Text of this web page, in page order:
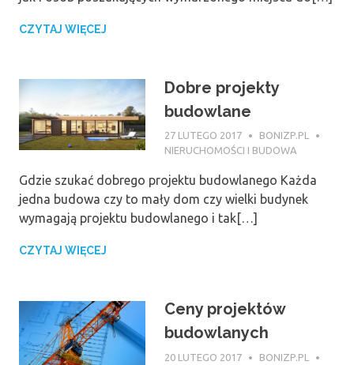
CZYTAJ WIĘCEJ
Dobre projekty
budowlane
27 LUTEGO 2017
BONIZP.PL
NIERUCHOMOŚCI I BUDOWA
Gdzie szukać dobrego projektu budowlanego Każda
jedna budowa czy to mały dom czy wielki budynek
wymagają projektu budowlanego i tak[…]
CZYTAJ WIĘCEJ
Ceny projektów
budowlanych
20 LUTEGO 2017
BONIZP.PL